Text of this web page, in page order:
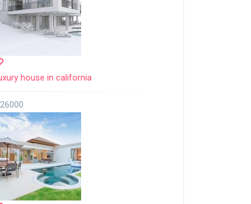
house in california